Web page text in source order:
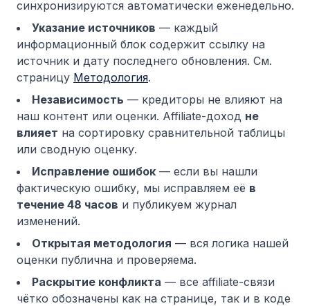
синхронизируются автоматически еженедельно.
Указание источников — каждый
информационный блок содержит ссылку на
источник и дату последнего обновления. См.
страницу Методология.
Независимость — кредиторы не влияют на
наш контент или оценки. Affiliate-доход не
влияет на сортировку сравнительной таблицы
или сводную оценку.
Исправление ошибок — если вы нашли
фактическую ошибку, мы исправляем её в
течение 48 часов и публикуем журнал
изменений.
Открытая методология — вся логика нашей
оценки публична и проверяема.
Раскрытие конфликта — все affiliate-связи
чётко обозначены как на странице, так и в коде